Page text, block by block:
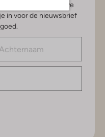
items en exclusieve
in voor de nieuwsbrief